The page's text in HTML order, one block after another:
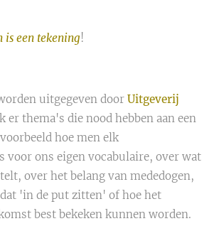
is een tekening!
uitgegeven door Uitgeverij
er thema's die nood hebben aan een
hoe men elk
voor ons eigen vocabulaire, over wat
over het belang van mededogen,
'in de put zitten' of hoe het
best bekeken kunnen worden.